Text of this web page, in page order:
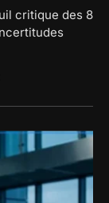
critique des 8